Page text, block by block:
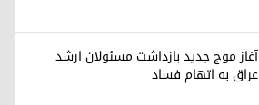
آغاز موج جدید بازداشت مسئولان ارشد
عراق به اتهام فساد